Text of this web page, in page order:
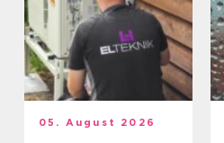
05. August 2026